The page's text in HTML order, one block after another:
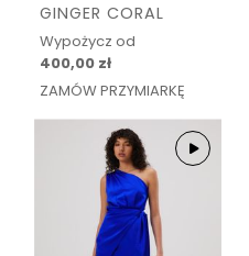
GINGER CORAL
Wypożycz od
400,00 zł
ZAMÓW PRZYMIARKĘ